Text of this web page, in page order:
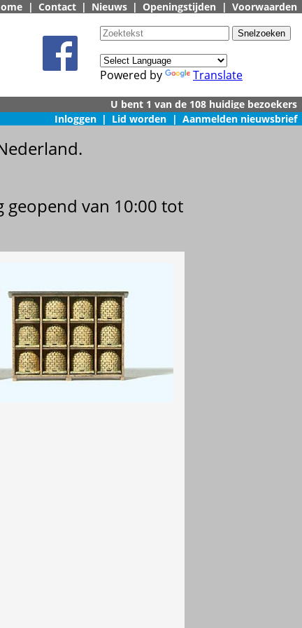
| Contact | Nieuws | Openingstijden | Voorwaarden
Powered by Translate
Inloggen | Lid worden | Aanmelden nieuwsbrief
geopend van 10:00 tot